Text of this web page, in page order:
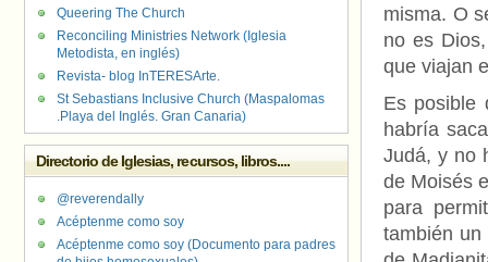
misma. O
no es
que viajan
Es posible
habría
Judá, y no
de Moisés
para
también un
Queering The Church
Reconciling Ministries Network (Iglesia
Metodista, en inglés)
Revista- blog InTERESArte.
St Sebastians Inclusive Church (Maspalomas
.Playa del Inglés. Gran Canaria)
Directorio de Iglesias, recursos, libros....
@reverendally
Acéptenme como soy
Acéptenme como soy (Documento para padres